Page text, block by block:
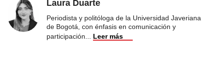
Laura Duarte
Periodista y politóloga de la Universidad Javeriana
de Bogotá, con énfasis en comunicación y
participación
Leer más